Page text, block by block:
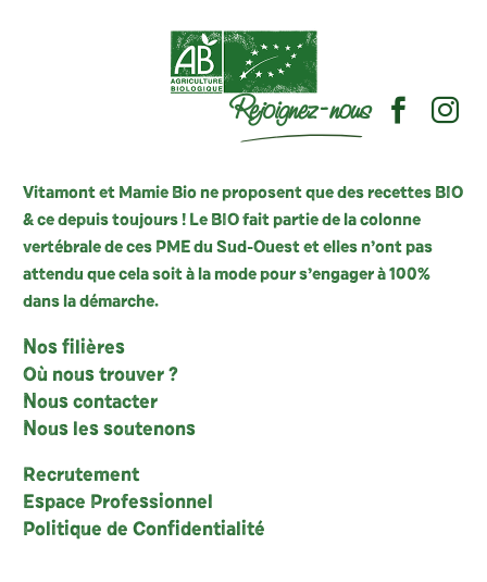
Rejoignez-nous
Vitamont et Mamie Bio ne proposent que des recettes BIO
& ce depuis toujours ! Le BIO fait partie de la colonne
vertébrale de ces PME du Sud-Ouest et elles n’ont pas
attendu que cela soit à la mode pour s’engager à 100%
dans la démarche.
Nos filières
Où nous trouver ?
Nous contacter
Nous les soutenons
Recrutement
Espace Professionnel
Politique de Confidentialité